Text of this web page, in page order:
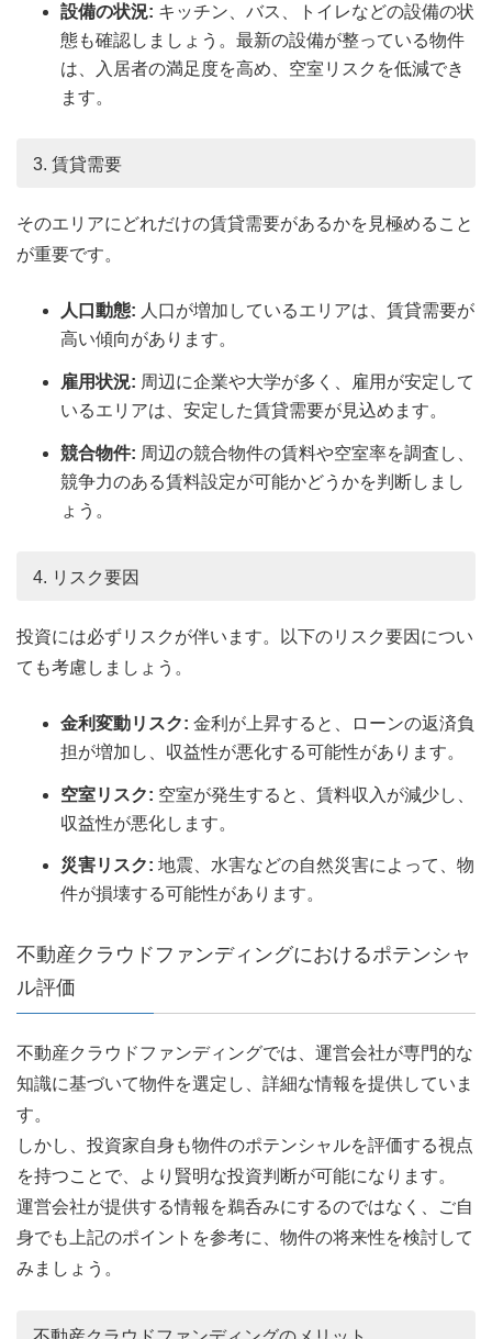
設備の状況: キッチン、バス、トイレなどの設備の状
態も確認しましょう。最新の設備が整っている物件
は、入居者の満足度を高め、空室リスクを低減でき
ます。
3. 賃貸需要
そのエリアにどれだけの賃貸需要があるかを見極めること
が重要です。
人口動態: 人口が増加しているエリアは、賃貸需要が
高い傾向があります。
雇用状況: 周辺に企業や大学が多く、雇用が安定して
いるエリアは、安定した賃貸需要が見込めます。
競合物件: 周辺の競合物件の賃料や空室率を調査し、
競争力のある賃料設定が可能かどうかを判断しまし
ょう。
4. リスク要因
投資には必ずリスクが伴います。以下のリスク要因につい
ても考慮しましょう。
金利変動リスク: 金利が上昇すると、ローンの返済負
担が増加し、収益性が悪化する可能性があります。
空室リスク: 空室が発生すると、賃料収入が減少し、
収益性が悪化します。
災害リスク: 地震、水害などの自然災害によって、物
件が損壊する可能性があります。
不動産クラウドファンディングにおけるポテンシャ
ル評価
不動産クラウドファンディングでは、運営会社が専門的な
知識に基づいて物件を選定し、詳細な情報を提供していま
す。
しかし、投資家自身も物件のポテンシャルを評価する視点
を持つことで、より賢明な投資判断が可能になります。
運営会社が提供する情報を鵜呑みにするのではなく、ご自
身でも上記のポイントを参考に、物件の将来性を検討して
みましょう。